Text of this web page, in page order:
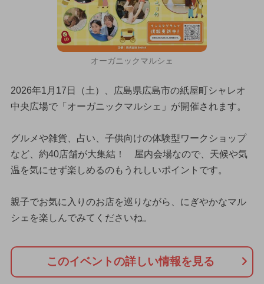
オーガニックマルシェ
2026年1月17日（土）、広島県広島市の紙屋町シャレオ
中央広場で「オーガニックマルシェ」が開催されます。
グルメや雑貨、占い、子供向けの体験型ワークショップ
など、約40店舗が大集結！ 屋内会場なので、天候や気
温を気にせず楽しめるのもうれしいポイントです。
親子でお気に入りのお店を巡りながら、にぎやかなマル
シェを楽しんでみてくださいね。
このイベントの詳しい情報を見る